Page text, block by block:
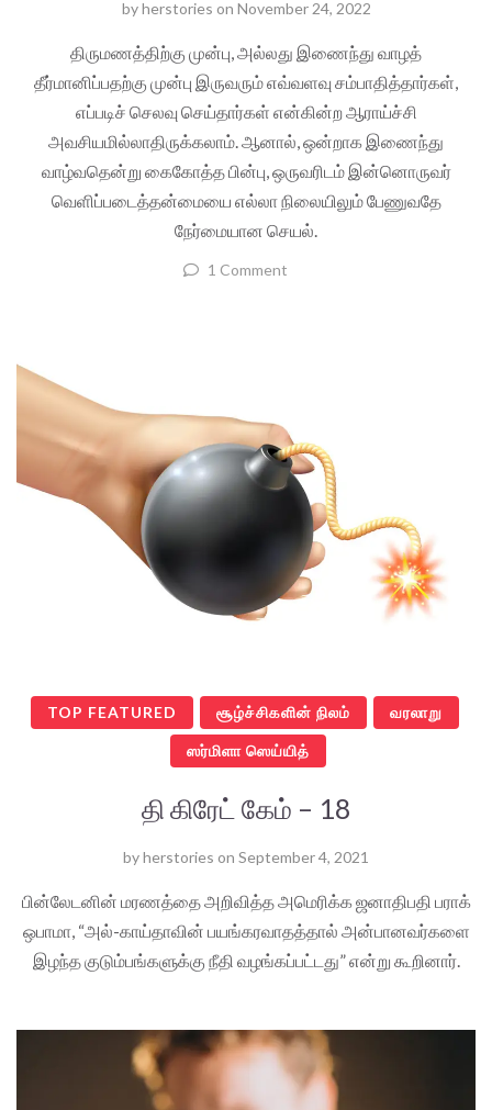
byherstories on November 24, 2022
திருமணத்திற்கு முன்பு, அல்லது இணைந்து வாழத்
தீர்மானிப்பதற்கு முன்பு இருவரும் எவ்வளவு சம்பாதித்தார்கள்,
எப்படிச் செலவு செய்தார்கள் என்கின்ற ஆராய்ச்சி
அவசியமில்லாதிருக்கலாம். ஆனால், ஒன்றாக இணைந்து
வாழ்வதென்று கைகோத்த பின்பு, ஒருவரிடம் இன்னொருவர்
வெளிப்படைத்தன்மையை எல்லா நிலையிலும் பேணுவதே
நேர்மையான செயல்.
1 Comment
TOP FEATURED சூழ்ச்சிகளின் நிலம் வரலாறு
ஸர்மிளா ஸெய்யித்
தி கிரேட் கேம் – 18
byherstories on September 4, 2021
பின்லேடனின் மரணத்தை அறிவித்த அமெரிக்க ஜனாதிபதி பராக்
ஒபாமா, “அல்-காய்தாவின் பயங்கரவாதத்தால் அன்பானவர்களை
இழந்த குடும்பங்களுக்கு நீதி வழங்கப்பட்டது” என்று கூறினார்.